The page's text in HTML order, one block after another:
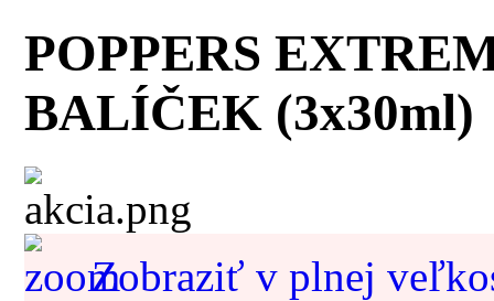
POPPERS
BALÍČEK (3x30ml)
Zobraziť v plnej